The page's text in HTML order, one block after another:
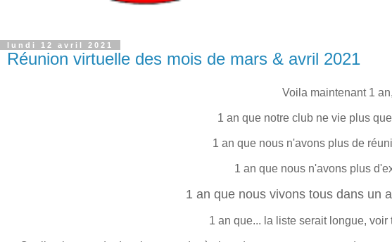
lundi 12 avril 2021
Réunion virtuelle des mois de mars & avril 2021
Voila maintenant 1 an,
1 an que notre club ne vie plus
1 an que nous n'avons plus de
1 an que nous n'avons plus
1 an que nous vivons tous dans un
1 an que... la liste serait longue, voir